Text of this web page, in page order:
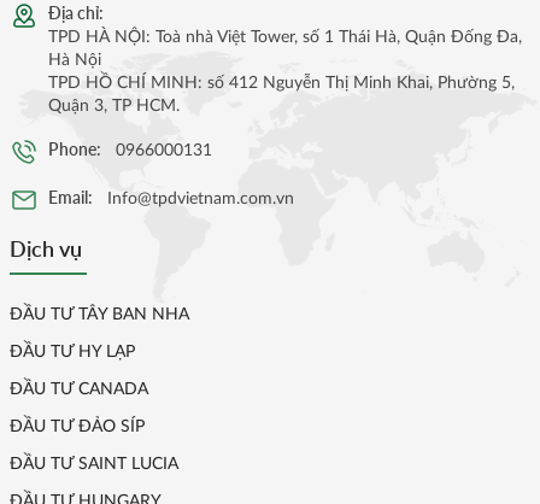
Địa chỉ:
TPD HÀ NỘI: Toà nhà Việt Tower, số 1 Thái Hà, Quận Đống Đa,
Hà Nội
TPD HỒ CHÍ MINH: số 412 Nguyễn Thị Minh Khai, Phường 5,
Quận 3, TP HCM.
Phone: 0966000131
Email: Info@tpdvietnam.com.vn
Dịch vụ
ĐẦU TƯ TÂY BAN NHA
ĐẦU TƯ HY LẠP
ĐẦU TƯ CANADA
ĐẦU TƯ ĐẢO SÍP
ĐẦU TƯ SAINT LUCIA